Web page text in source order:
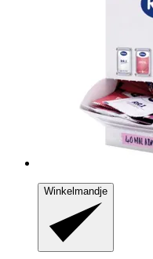
Winkelmandje